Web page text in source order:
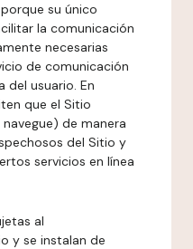
su único
la comunicación
necesarias
de comunicación
del usuario. En
que el Sitio
de manera
del Sitio y
servicios en línea
al
y se instalan de